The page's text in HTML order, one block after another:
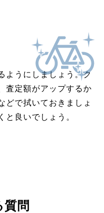
ようにしましょう。ク
査定額がアップするか
どで拭いておきましょ
と良いでしょう。
質問